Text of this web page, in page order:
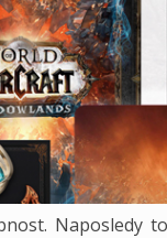
Naposledy